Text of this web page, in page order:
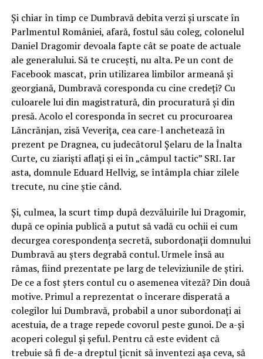
Și chiar în timp ce Dumbravă debita verzi și urscate în
Parlmentul României, afară, fostul său coleg, colonelul
Daniel Dragomir devoala fapte cât se poate de actuale
ale generalului. Să te crucești, nu alta. Pe un cont de
Facebook mascat, prin utilizarea limbilor armeană și
georgiană, Dumbravă coresponda cu cine credeți? Cu
culoarele lui din magistratură, din procuratură și din
presă. Acolo el coresponda în secret cu procuroarea
Lăncrănjan, zisă Veverița, cea care-l anchetează în
prezent pe Dragnea, cu judecătorul Șelaru de la Înalta
Curte, cu ziariști aflați și ei în „câmpul tactic” SRI. Iar
asta, domnule Eduard Hellvig, se întâmpla chiar zilele
trecute, nu cine știe când.
Și, culmea, la scurt timp după dezvăluirile lui Dragomir,
după ce opinia publică a putut să vadă cu ochii ei cum
decurgea corespondența secretă, subordonații domnului
Dumbravă au șters degrabă contul. Urmele însă au
rămas, fiind prezentate pe larg de televiziunile de știri.
De ce a fost șters contul cu o asemenea viteză? Din două
motive. Primul a reprezentat o încerare disperată a
colegilor lui Dumbravă, probabil a unor subordonați ai
acestuia, de a trage repede covorul peste gunoi. De a-și
acoperi colegul și șeful. Pentru că este evident că
trebuie să fi de-a dreptul țicnit să inventezi așa ceva, să